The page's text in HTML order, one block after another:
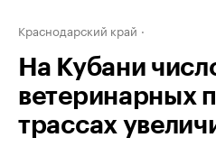
Краснодарский край
На Кубани
ветеринарных
трассах